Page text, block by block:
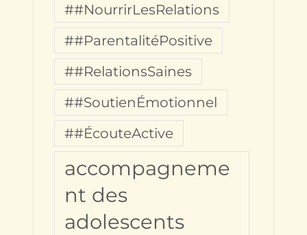
##NourrirLesRelations
##ParentalitéPositive
##RelationsSaines
##SoutienÉmotionnel
##ÉcouteActive
accompagneme
nt des
adolescents